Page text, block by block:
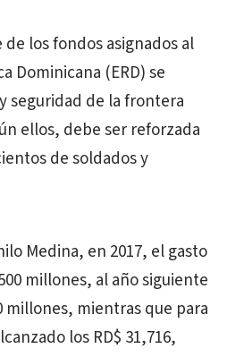
los fondos asignados al
Dominicana (ERD) se
seguridad de la frontera
ellos, debe ser reforzada
de soldados y
Medina, en 2017, el gasto
millones, al año siguiente
millones, mientras que para
los RD$ 31,716,